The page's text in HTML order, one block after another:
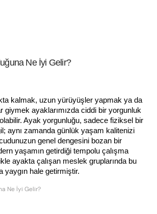
Ne İyi Gelir?
kalmak, uzun yürüyüşler yapmak ya da
giymek ayaklarımızda ciddi bir yorgunluk
Ayak yorgunluğu, sadece fiziksel bir
aynı zamanda günlük yaşam kalitenizi
genel dengesini bozan bir
yaşamın getirdiği tempolu çalışma
ayakta çalışan meslek gruplarında bu
yaygın hale getirmiştir.
Ne İyi Gelir?